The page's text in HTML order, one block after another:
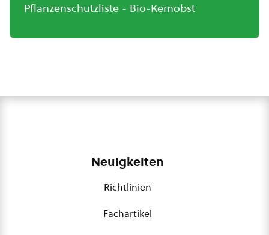
Pflanzenschutzliste - Bio-Kernobst
Neuigkeiten
Richtlinien
Fachartikel